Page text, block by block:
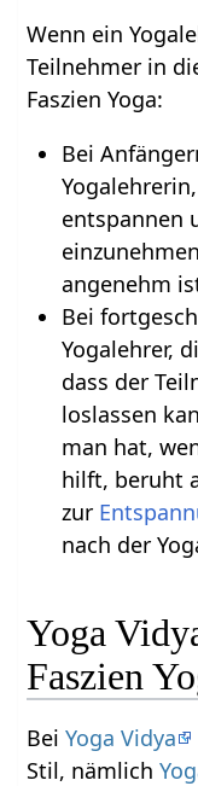
Wenn ein
Teilnehmer in
Faszien Yoga:
Bei
entspannen
angenehm
Bei
Yogalehrer,
dass der
loslassen
man hat,
hilft, beruht
zur
nach der
Yoga
Faszien
BeiYoga Vidya
Stil, nämlich